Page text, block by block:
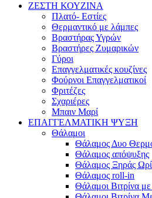
ΖΕΣΤΗ ΚΟΥΖΙΝΑ
Πλατό- Εστίες
Θερμαντικό με λάμπες
Βραστήρας Υγρών
Βραστήρες Ζυμαρικών
Γύροι
Επαγγελματικές κουζίνες
Φούρνοι Επαγγελματικοί
Φριτέζες
Σχαριέρες
Μπαιν Μαρί
ΕΠΑΓΓΕΛΜΑΤΙΚΗ ΨΥΞΗ
Θάλαμοι
Θάλαμος Δυο
Θάλαμος απόψυξης
Θάλαμος Ξηράς
Θάλαμος roll-in
Θάλαμοι Βιτρίνα